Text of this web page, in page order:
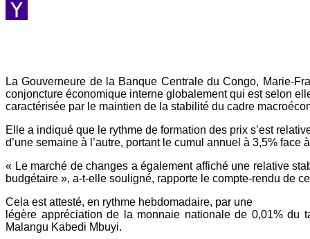
Viber
La Gouverneure de la Banque Centrale du Congo, Marie-
conjoncture économique interne globalement qui est selon
caractérisée par le maintien de la stabilité du cadre
Elle a indiqué que le rythme de formation des prix s’est
d’une semaine à l’autre, portant le cumul annuel à 3,5% face
« Le marché de changes a également affiché une relative
budgétaire », a-t-elle souligné, rapporte le compte-rendu de
Cela est attesté, en rythme hebdomadaire, par une
légère appréciation de la monnaie nationale de 0,01%
Malangu Kabedi Mbuyi.